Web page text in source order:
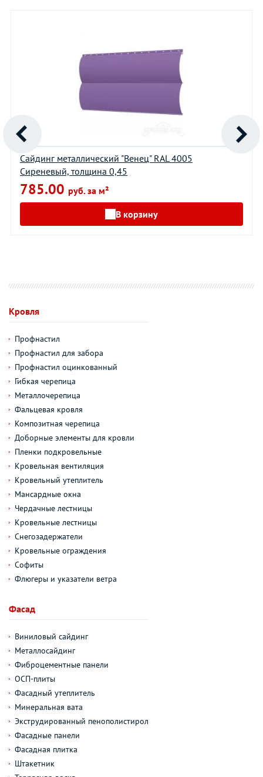
Сайдинг металлический "Венец" RAL 4005
Сиреневый, толщина 0,45
785.00 руб. за м²
В корзину
Кровля
Профнастил
Профнастил для забора
Профнастил оцинкованный
Гибкая черепица
Металлочерепица
Фальцевая кровля
Композитная черепица
Доборные элементы для кровли
Пленки подкровельные
Кровельная вентиляция
Кровельный утеплитель
Мансардные окна
Чердачные лестницы
Кровельные лестницы
Снегозадержатели
Кровельные ограждения
Софиты
Флюгеры и указатели ветра
Фасад
Виниловый сайдинг
Металлосайдинг
Фиброцементные панели
ОСП-плиты
Фасадный утеплитель
Минеральная вата
Экструдированный пенополистирол
Фасадные панели
Фасадная плитка
Штакетник